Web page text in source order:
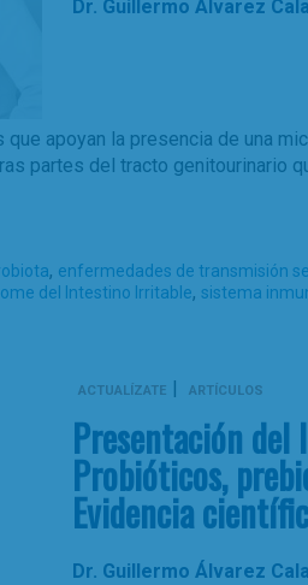
Dr. Guillermo Álvarez
apoyan la presencia de una
partes del tracto genitourinario
, enfermedades de transmisión
del Intestino Irritable, sistema
ACTUALÍZATE ARTÍCULOS
Presentación del
Probióticos,
Evidencia
Dr. Guillermo Álvarez